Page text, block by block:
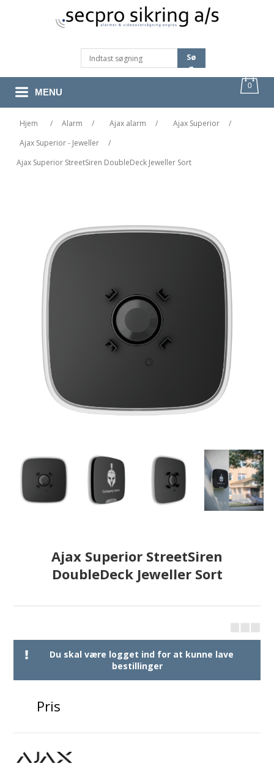
Sø
G
0
MENU
Hjem / Alarm / Ajax alarm / Ajax Superior
/
Ajax Superior - Jeweller
/
Ajax Superior StreetSiren DoubleDeck Jeweller Sort
Ajax Superior StreetSiren
DoubleDeck Jeweller Sort
Du skal være logget ind for at kunne lave
bestillinger
Pris